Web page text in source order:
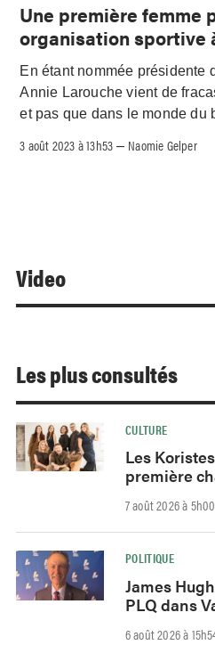
Une première femme
organisation sportive
En étant nommée présidente
Annie Larouche vient de
et pas que dans le monde du
3 août 2023 à 13h53 – Naomie Gelper
Video
Les plus consultés
CULTURE
Les
première
7 août 2026 à 5h00
POLITIQUE
James
PLQ dans
6 août 2026 à